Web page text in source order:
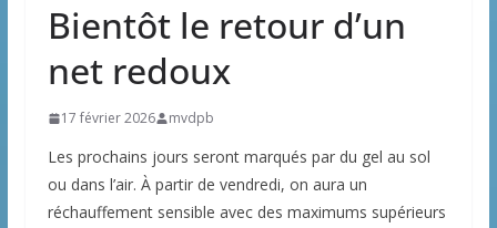
Bientôt le retour d’un
net redoux
17 février 2026 mvdpb
Les prochains jours seront marqués par du gel au sol
ou dans l’air. À partir de vendredi, on aura un
réchauffement sensible avec des maximums supérieurs